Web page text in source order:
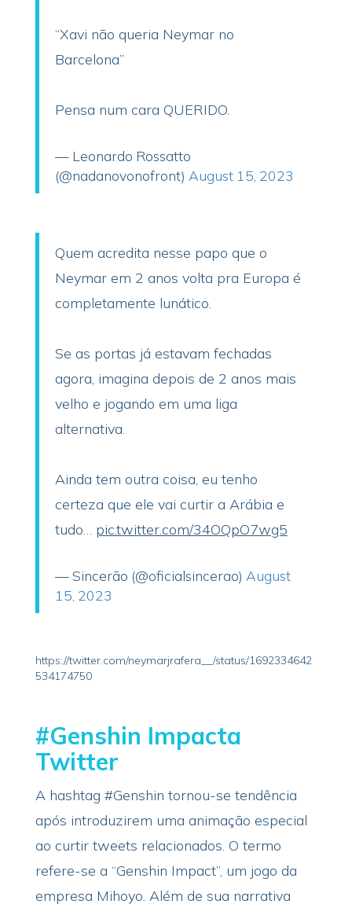
“Xavi não queria Neymar no
Barcelona”
Pensa num cara QUERIDO.
— Leonardo Rossatto
(@nadanovonofront) August 15, 2023
Quem acredita nesse papo que o
Neymar em 2 anos volta pra Europa é
completamente lunático.
Se as portas já estavam fechadas
agora, imagina depois de 2 anos mais
velho e jogando em uma liga
alternativa.
Ainda tem outra coisa, eu tenho
certeza que ele vai curtir a Arábia e
tudo… pic.twitter.com/34OQpO7wg5
— Sincerão (@oficialsincerao) August
15, 2023
https://twitter.com/neymarjrafera__/status/1692334642
534174750
#Genshin Impacta
Twitter
A hashtag #Genshin tornou-se tendência
após introduzirem uma animação especial
ao curtir tweets relacionados. O termo
refere-se a “Genshin Impact”, um jogo da
empresa Mihoyo. Além de sua narrativa